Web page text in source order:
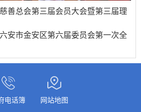
善总会第三届会员大会暨第三届理
安市金安区第六届委员会第一次全
电话簿 网站地图